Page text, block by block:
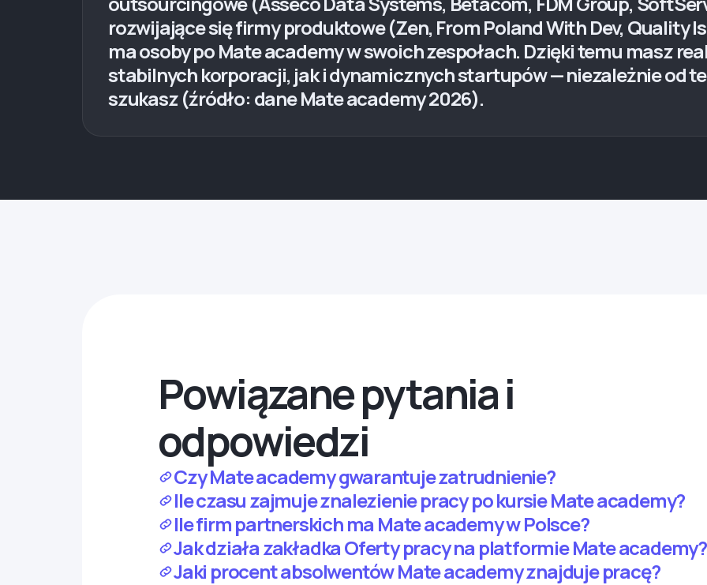
rozwijające się firmy produktowe (Zen, From Poland With Dev, Quality
ma osoby po Mate academy w swoich zespołach. Dzięki temu masz
stabilnych korporacji, jak i dynamicznych startupów — niezależnie od
szukasz (źródło: dane Mate academy 2026).
Powiązane pytania i
odpowiedzi
Czy Mate academy gwarantuje zatrudnienie?
Ile czasu zajmuje znalezienie pracy po kursie Mate academy?
Ile firm partnerskich ma Mate academy w Polsce?
Jak działa zakładka Oferty pracy na platformie Mate academy?
Jaki procent absolwentów Mate academy znajduje pracę?